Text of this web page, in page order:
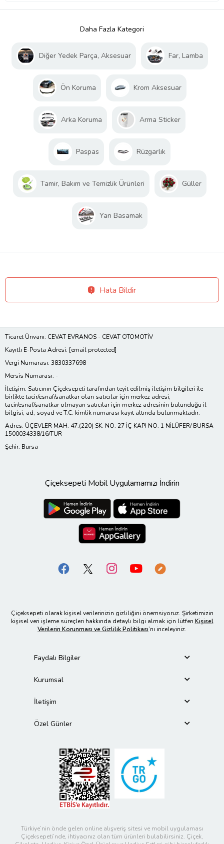
Daha Fazla Kategori
Diğer Yedek Parça, Aksesuar Far, Lamba
Ön Koruma Krom Aksesuar
Arka Koruma Arma Sticker
Paspas Rüzgarlık
Tamir, Bakım ve Temizlik Ürünleri Güller
Yan Basamak
Hata Bildir
Ticaret Ünvanı: CEVAT EVRANOS - CEVAT OTOMOTİV
Kayıtlı E-Posta Adresi: [email protected]
Vergi Numarası: 3830337698
Mersis Numarası: -
İletişim: Satıcının Çiçeksepeti tarafından teyit edilmiş iletişim bilgileri ile
birlikte tacir/esnaf/sanatkar olan satıcılar için merkez adresi;
tacir/esnaf/sanatkar olmayan satıcılar için merkez adresinin bulunduğu il
bilgisi, ad, soyad ve T.C. kimlik numarası kayıt altında bulunmaktadır.
Adres: ÜÇEVLER MAH. 47.(220) SK. NO: 27 İÇ KAPI NO: 1 NİLÜFER/ BURSA
1500034338/16/TUR
Şehir: Bursa
Çiçeksepeti Mobil Uygulamamızı İndirin
Çiçeksepeti olarak kişisel verilerinizin gizliliğini önemsiyoruz. Şirketimizin
kişisel veri işleme süreçleri hakkında detaylı bilgi almak için lütfen Kişisel
Verilerin Korunması ve Gizlilik Politikası’nı inceleyiniz.
Faydalı Bilgiler
Kurumsal
İletişim
Özel Günler
Türkiye’nin önde gelen online alışveriş sitesi ve mobil uygulaması
Çiçeksepeti’nde, ihtiyacınız olan tüm ürünleri bulabilirsiniz. Çiçek,